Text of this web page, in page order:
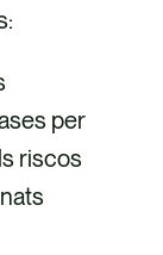
per
riscos